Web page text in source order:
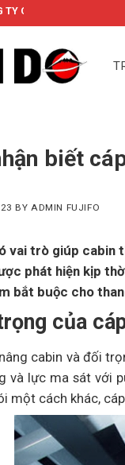
biết
BYADMIN FUJIFO
vai trò giúp cabin
phát hiện kịp
bắt buộc cho
của
cabin và đối
và lực ma sát với
một cách khác,